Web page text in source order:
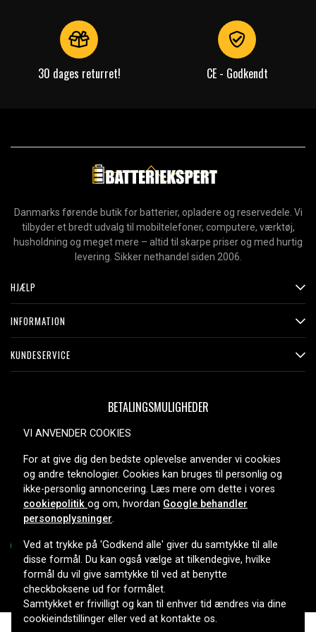
30 dages returret! CE - Godkendt
Danmarks førende butik for batterier, opladere og reservedele. Vi
tilbyder et bredt udvalg til mobiltelefoner, computere, værktøj,
husholdning og meget mere – altid til skarpe priser og med hurtig
levering. Sikker nethandel siden 2006.
HJÆLP
INFORMATION
KUNDESERVICE
BETALINGSMULIGHEDER
LEVERINGSMULIGHEDER
Copyright © 2026, Spares Nordic AB
VI ANVENDER COOKIES
For at give dig den bedste oplevelse anvender vi cookies
og andre teknologier. Cookies kan bruges til personlig og
ikke-personlig annoncering. Læs mere om dette i vores
cookiepolitik og om, hvordan Google behandler
personoplysninger.
Ved at trykke på 'Godkend alle' giver du samtykke til alle
disse formål. Du kan også vælge at tilkendegive, hvilke
formål du vil give samtykke til ved at benytte
checkboksene ud for formålet.
Samtykket er frivilligt og kan til enhver tid ændres via dine
cookieindstillinger eller ved at kontakte os.